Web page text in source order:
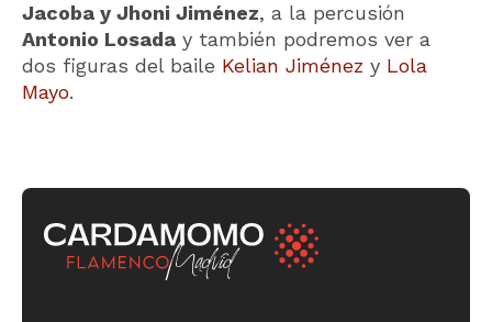
Jacoba y Jhoni Jiménez, a la percusión
Antonio Losada y también podremos ver a
dos figuras del baile Kelian Jiménez y Lola
Mayo.